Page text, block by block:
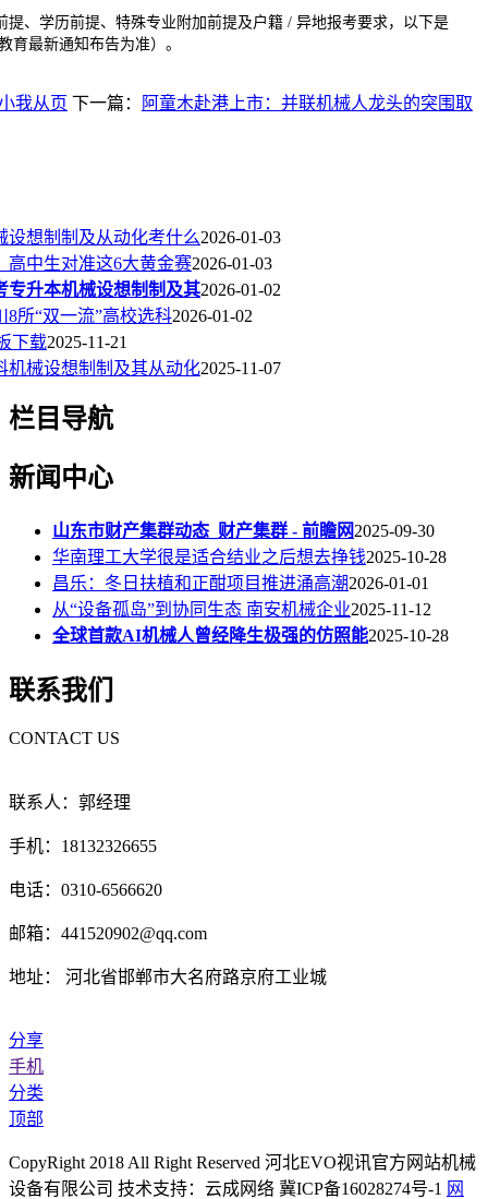
学历前提、特殊专业附加前提及户籍 / 异地报考要求，以下是
育最新通知布告为准）。
我从页 下一篇： 阿童木赴港上市：并联机械人龙头的突围取
设想制制及从动化考什么2026-01-03
高中生对准这6大黄金赛2026-01-03
专升本机械设想制制及其2026-01-02
8所“双一流”高校选科2026-01-02
下载2025-11-21
机械设想制制及其从动化2025-11-07
栏目导航
新闻中心
山东市财产集群动态_财产集群 - 前瞻网2025-09-30
华南理工大学很是适合结业之后想去挣钱2025-10-28
昌乐：冬日扶植和正酣项目推进涌高潮2026-01-01
从“设备孤岛”到协同生态 南安机械企业2025-11-12
全球首款AI机械人曾经降生极强的仿照能2025-10-28
联系我们
CONTACT US
联系人：郭经理
手机：18132326655
电话：0310-6566620
邮箱：441520902@qq.com
地址： 河北省邯郸市大名府路京府工业城
分享
手机
分类
顶部
CopyRight 2018 All Right Reserved 河北EVO视讯官方网站机械
设备有限公司 技术支持：云成网络 冀ICP备16028274号-1 网